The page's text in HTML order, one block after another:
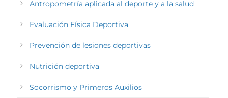
Antropometría aplicada al deporte y a la salud
Evaluación Física Deportiva
Prevención de lesiones deportivas
Nutrición deportiva
Socorrismo y Primeros Auxilios